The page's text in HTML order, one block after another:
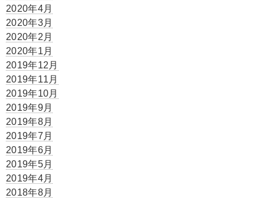
2020年4月
2020年3月
2020年2月
2020年1月
2019年12月
2019年11月
2019年10月
2019年9月
2019年8月
2019年7月
2019年6月
2019年5月
2019年4月
2018年8月